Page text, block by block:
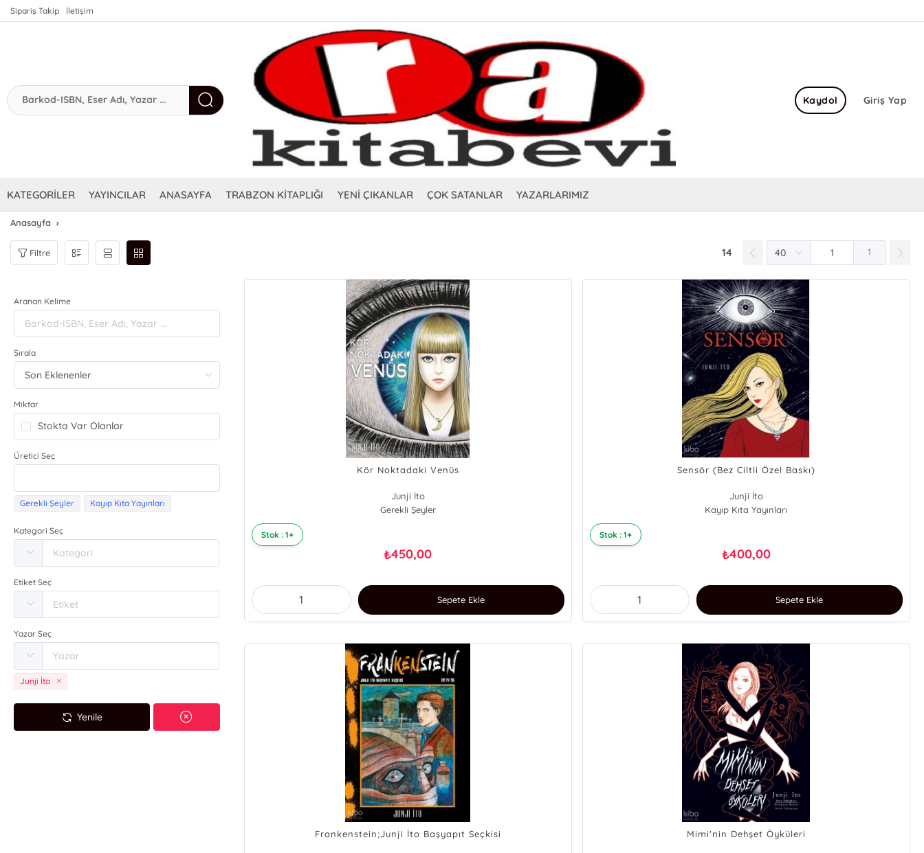
Sipariş Takip İletişim
Giriş Yap
Kaydol
KATEGORİLER YAYINCILAR ANASAYFA TRABZON KİTAPLIĞI YENİ ÇIKANLAR ÇOK SATANLAR YAZARLARIMIZ
Anasayfa
Filtre 14 1
Aranan Kelime
Sırala
Miktar
Stokta Var Olanlar
Üretici Seç
Gerekli Şeyler Kayıp Kıta Yayınları
Kategori Seç
Etiket Seç
Yazar Seç
Junji İto
Yenile
Kör Noktadaki Venüs
Junji İto
Gerekli Şeyler
Stok : 1+
₺450,00
Sepete Ekle
Sensör (Bez Ciltli Özel Baskı)
Junji İto
Kayıp Kıta Yayınları
Stok : 1+
₺400,00
Sepete Ekle
Frankenstein;Junji İto Başyapıt Seçkisi Mimi'nin Dehşet Öyküleri